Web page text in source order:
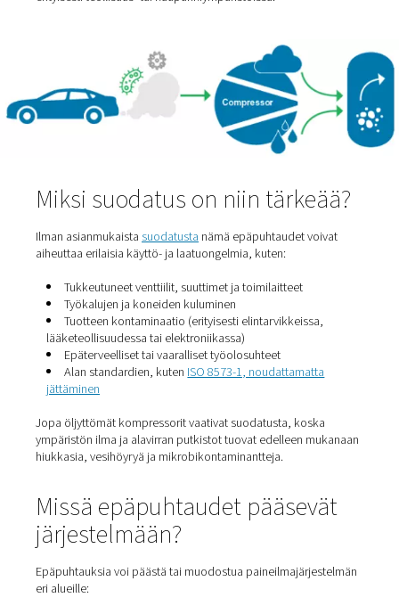
Öljy (aerosolit ja höyryt)
ja höyryjä, jotka voivat kontaminoida herkkiä laitteita tai
Mikro-organismit
Ympäröivästä ilmasta imetyt bakteerit ja itiöt voivat
lisääntyä märissä tai huonosti suodatetuissa
Kemialliset höyryt
pakokaasuja, voi päästä sisään ilmanottoaukkojen
erityisesti teollisuus- tai kaupunkiympäristöissä.
Miksi suodatus on niin
Ilman asianmukaista suodatusta
nämä epäpuhtaudet
aiheuttaa erilaisia käyttö- ja laatuongelmia, kuten: